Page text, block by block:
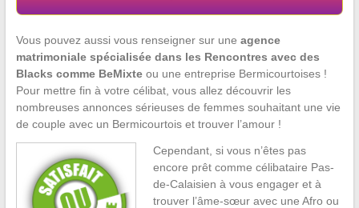
Vous pouvez aussi vous renseigner sur une agence
matrimoniale spécialisée dans les Rencontres avec des
Blacks comme BeMixteou une entreprise Bermicourtoises !
Pour mettre fin à votre célibat, vous allez découvrir les
nombreuses annonces sérieuses de femmes souhaitant une vie
de couple avec un Bermicourtois et trouver l’amour !
Cependant, si vous n’êtes pas
encore prêt comme célibataire Pas-
de-Calaisien à vous engager et à
trouver l’âme-sœur avec une Afro ou